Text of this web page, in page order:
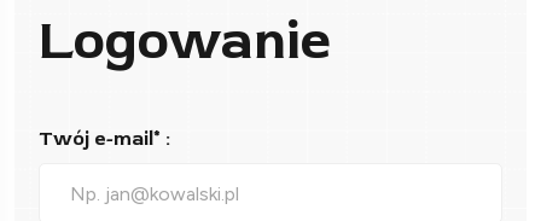
Logowanie
Twój e-mail* :